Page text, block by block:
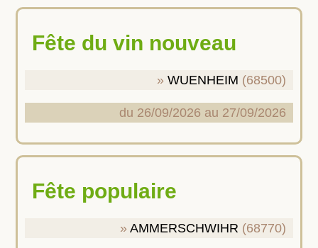
Fête du vin nouveau
WUENHEIM (68500)
du 26/09/2026 au 27/09/2026
Fête populaire
AMMERSCHWIHR (68770)